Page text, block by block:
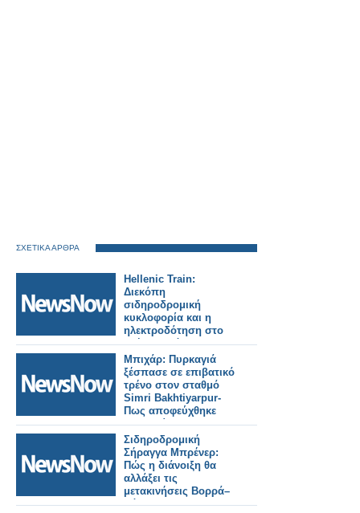
ΣΧΕΤΙΚΑ ΑΡΘΡΑ
Hellenic Train:
Διεκόπη
σιδηροδρομική
κυκλοφορία και η
ηλεκτροδότηση στο
τμήμα Οινόη –
Χαλκίδα, εξαιτίας
πυρκαγιάς.
Μπιχάρ: Πυρκαγιά
ξέσπασε σε επιβατικό
τρένο στον σταθμό
Simri Bakhtiyarpur-
Πως αποφεύχθηκε
τραγωδία.
Σιδηροδρομική
Σήραγγα Μπρένερ:
Πώς η διάνοιξη θα
αλλάξει τις
μετακινήσεις Βορρά–
Νότου.